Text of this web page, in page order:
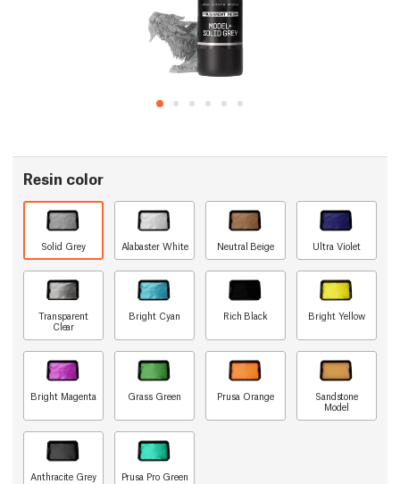
Resin color
Solid Grey Alabaster White Neutral Beige Ultra Violet
Transparent
Clear
Bright Cyan Rich Black Bright Yellow
Bright Magenta Grass Green Prusa Orange
Sandstone
Model
Anthracite Grey Prusa Pro Green